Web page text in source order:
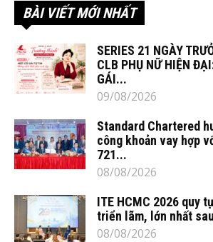
BÀI VIẾT MỚI NHẤT
SERIES 21 NGÀY
CLB PHỤ NỮ HIỆN
GÁI...
09/08/2026
Standard Chartered
công khoản vay hợp
721...
08/08/2026
ITE HCMC 2026 quy
triển lãm, lớn nhất
08/08/2026